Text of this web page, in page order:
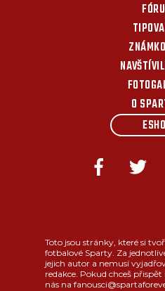
O
Toto jsou stránky, které si
fotbalové Sparty. Za
jejich autor a nemusí
redakce. Pokud chceš
nás na